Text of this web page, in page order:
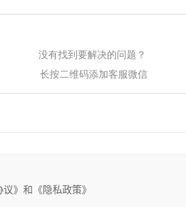
没有找到要解决的问题？
长按二维码添加客服微信
议》和《隐私政策》